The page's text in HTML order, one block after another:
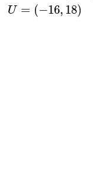
U = (−16, 18)